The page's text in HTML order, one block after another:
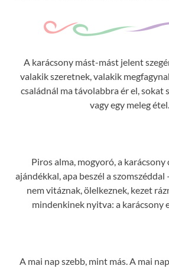
A karácsony mást-mást jelent
valakik szeretnek, valakik
családnál ma távolabbra ér el, sokat
vagy egy meleg
Piros alma, mogyoró, a karácsony
ajándékkal, apa beszél a szomszéddal
nem vitáznak, ölelkeznek, kezet
mindenkinek nyitva: a karácsony
A mai nap szebb, mint más. A mai